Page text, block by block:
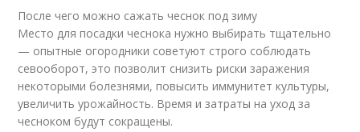
После чего можно сажать чеснок под зиму
Место для посадки чеснока нужно выбирать тщательно
— опытные огородники советуют строго соблюдать
севооборот, это позволит снизить риски заражения
некоторыми болезнями, повысить иммунитет культуры,
увеличить урожайность. Время и затраты на уход за
чесноком будут сокращены.